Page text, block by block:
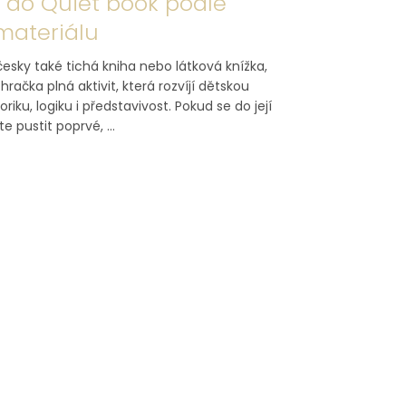
také tichá kniha nebo látková knížka,
plná aktivit, která rozvíjí dětskou
logiku i představivost. Pokud se do její
pustit poprvé, ...